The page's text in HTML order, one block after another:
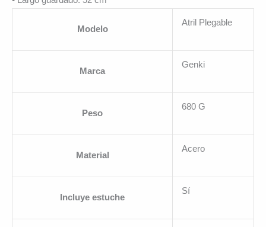
Modelo
Atril Plegable
Marca
Genki
Peso
680 G
Material
Acero
Incluye estuche
Sí